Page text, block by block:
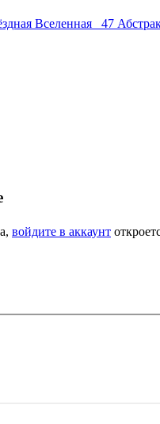
Вселенная 47
войдите в аккаунт